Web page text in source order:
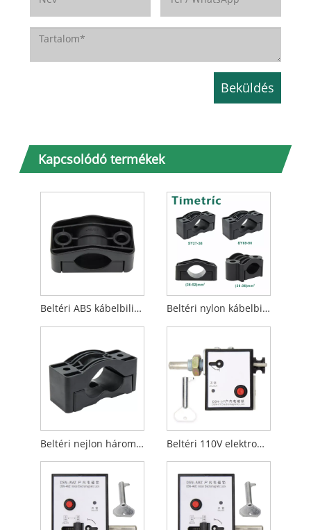
Kapcsolódó termékek
Beltéri ABS kábelbilincs Beltéri nylon kábelbilincs
Beltéri nejlon háromeres kábelbilincs Beltéri 110V elektromágneses zár